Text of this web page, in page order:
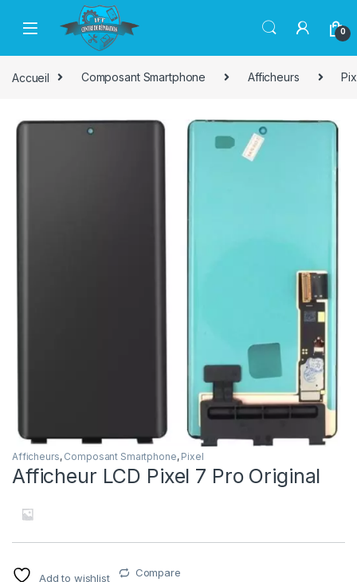
Passer à la navigation
Aller au contenu
0
Accueil Composant Smartphone Afficheurs
Afficheurs, Composant Smartphone, Pixel
Afficheur LCD Pixel 7 Pro Original
Add to wishlist Compare